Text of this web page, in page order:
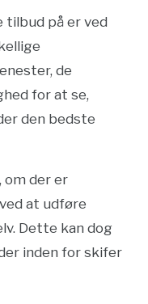
tilbud på er ved
de
for at se,
den bedste
om der er
at udføre
Dette kan dog
inden for skifer